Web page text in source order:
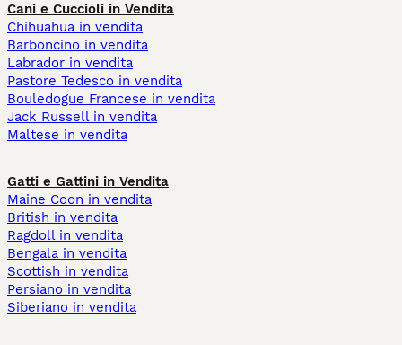
Cani e Cuccioli in Vendita
Chihuahua in vendita
Barboncino in vendita
Labrador in vendita
Pastore Tedesco in vendita
Bouledogue Francese in vendita
Jack Russell in vendita
Maltese in vendita
Gatti e Gattini in Vendita
Maine Coon in vendita
British in vendita
Ragdoll in vendita
Bengala in vendita
Scottish in vendita
Persiano in vendita
Siberiano in vendita